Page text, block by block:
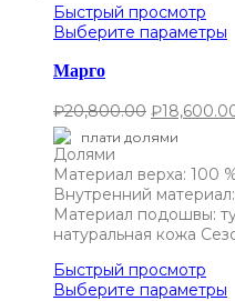
Быстрый просмотр
Выберите параметры
Марго
₽20,800.00 ₽
плати долями
Материал верха: 100
Внутренний
Материал подошвы:
натуральная кожа
Быстрый просмотр
Выберите параметры